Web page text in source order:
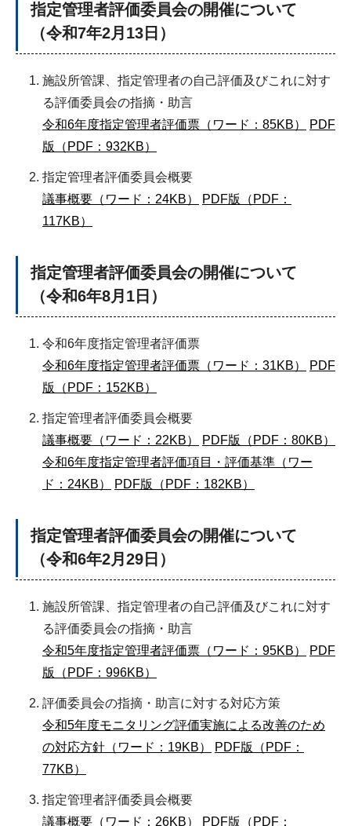
指定管理者評価委員会の開催について
（令和7年2月13日）
施設所管課、指定管理者の自己評価及びこれに対す
る評価委員会の指摘・助言
令和6年度指定管理者評価票（ワード：85KB）
PDF
版（PDF：932KB）
指定管理者評価委員会概要
議事概要（ワード：24KB）
PDF版（PDF：
117KB）
指定管理者評価委員会の開催について
（令和6年8月1日）
令和6年度指定管理者評価票
令和6年度指定管理者評価票（ワード：31KB）
PDF
版（PDF：152KB）
指定管理者評価委員会概要
議事概要（ワード：22KB）
PDF版（PDF：80KB）
令和6年度指定管理者評価項目・評価基準（ワー
ド：24KB）
PDF版（PDF：182KB）
指定管理者評価委員会の開催について
（令和6年2月29日）
施設所管課、指定管理者の自己評価及びこれに対す
る評価委員会の指摘・助言
令和5年度指定管理者評価票（ワード：95KB）
PDF
版（PDF：996KB）
評価委員会の指摘・助言に対する対応方策
令和5年度モニタリング評価実施による改善のため
の対応方針（ワード：19KB）
PDF版（PDF：
77KB）
指定管理者評価委員会概要
議事概要（ワード：26KB）
PDF版（PDF：